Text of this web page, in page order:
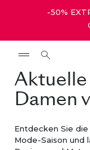
-50%
Damen
Entdecken Sie
Mode-Saison und